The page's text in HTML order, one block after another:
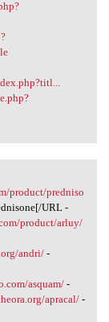
product/predniso
URL -
product/arluy/
andri/-
asquam/-
apracal/-